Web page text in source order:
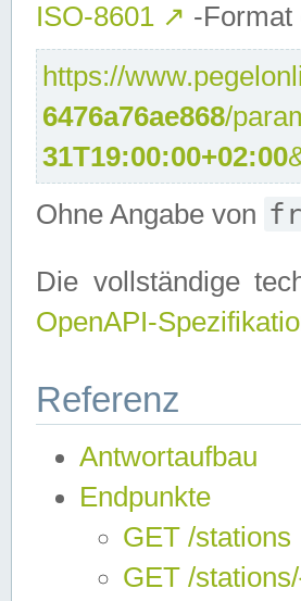
ISO-8601 ↗ -Format
https://
6476a76ae868/
31T19:00:00+02:00
Ohne Angabe von
Die vollständige
OpenAPI-
Referenz
Antwortaufbau
Endpunkte
GET /stations
GET /